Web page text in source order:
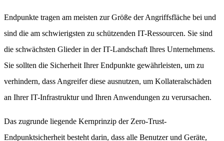
Endpunkte tragen am meisten zur Größe der Angriffsfläche bei und
sind die am schwierigsten zu schützenden IT-Ressourcen. Sie sind
die schwächsten Glieder in der IT-Landschaft Ihres Unternehmens.
Sie sollten die Sicherheit Ihrer Endpunkte gewährleisten, um zu
verhindern, dass Angreifer diese ausnutzen, um Kollateralschäden
an Ihrer IT-Infrastruktur und Ihren Anwendungen zu verursachen.
Das zugrunde liegende Kernprinzip der Zero-Trust-
Endpunktsicherheit besteht darin, dass alle Benutzer und Geräte,